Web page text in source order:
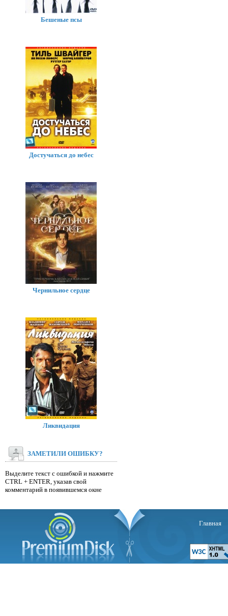
Бешеные псы
Достучаться до небес
Чернильное сердце
Ликвидация
ЗАМЕТИЛИ ОШИБКУ?
Выделите текст с ошибкой и нажмите
CTRL + ENTER, указав свой
комментарий в появившемся окне
Главная